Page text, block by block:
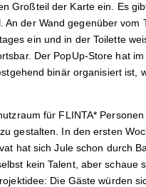
Großteil der Karte ein. Es
der Wand gegenüber vom
ein und in der Toilette
Der PopUp-Store hat
binär organisiert ist,
für FLINTA*
gestalten. In den ersten
hat sich Jule schon durch
kein Talent, aber schaue
Die Gäste würden